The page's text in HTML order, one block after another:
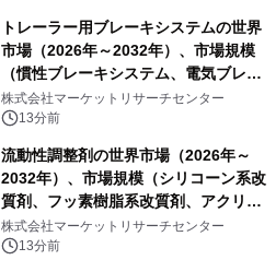
トレーラー用ブレーキシステムの世界
市場（2026年～2032年）、市場規模
（慣性ブレーキシステム、電気ブレー
キシステム、その他）・分析レポート
を発表
株式会社マーケットリサーチセンター
13分前
流動性調整剤の世界市場（2026年～
2032年）、市場規模（シリコーン系改
質剤、フッ素樹脂系改質剤、アクリル
系改質剤、ポリウレタン系改質剤、ワ
ックス系改質剤）・分析レポートを発
株式会社マーケットリサーチセンター
13分前